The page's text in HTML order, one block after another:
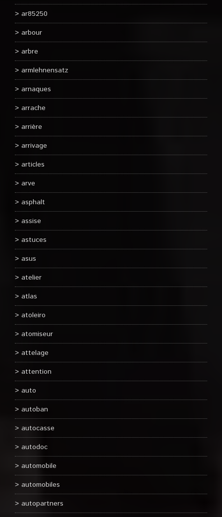
ar85250
arbour
arbre
armlehnensatz
arnaques
arrache
arrière
arrivage
articles
arve
asphalt
assise
astuces
asus
atelier
atlas
atoleiro
atomiseur
attelage
attention
auto
autoban
autocasse
autodoc
automobile
automobiles
autopartners